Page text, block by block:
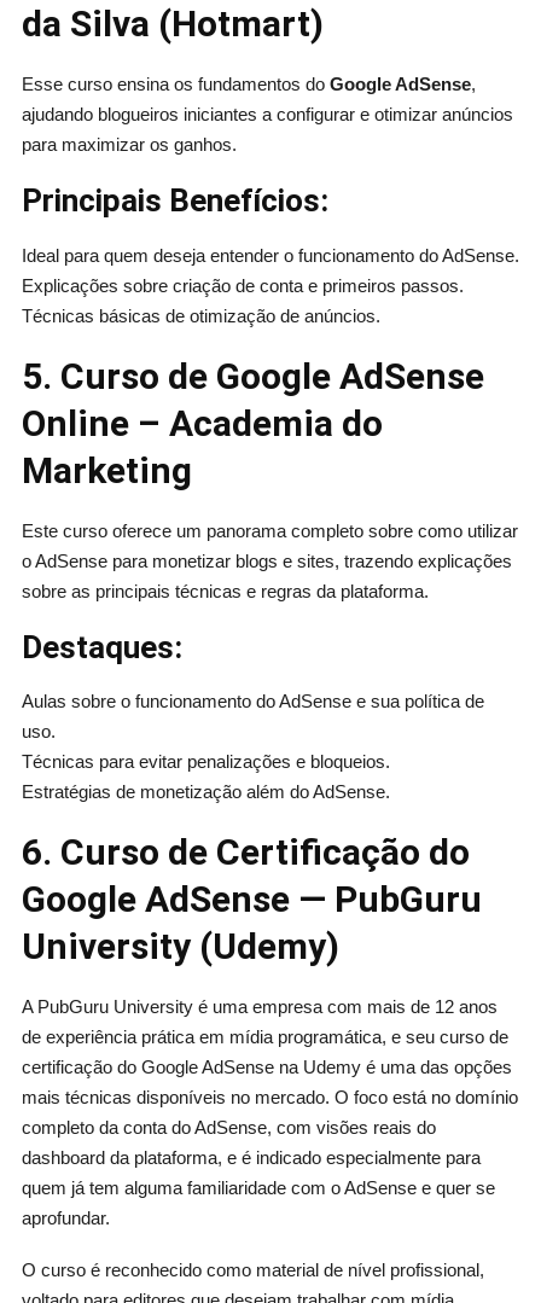
da Silva (Hotmart)
Esse curso ensina os fundamentos do Google AdSense,
ajudando blogueiros iniciantes a configurar e otimizar anúncios
para maximizar os ganhos.
Principais Benefícios:
Ideal para quem deseja entender o funcionamento do AdSense.
Explicações sobre criação de conta e primeiros passos.
Técnicas básicas de otimização de anúncios.
5. Curso de Google AdSense
Online – Academia do
Marketing
Este curso oferece um panorama completo sobre como utilizar
o AdSense para monetizar blogs e sites, trazendo explicações
sobre as principais técnicas e regras da plataforma.
Destaques:
Aulas sobre o funcionamento do AdSense e sua política de
uso.
Técnicas para evitar penalizações e bloqueios.
Estratégias de monetização além do AdSense.
6. Curso de Certificação do
Google AdSense — PubGuru
University (Udemy)
A PubGuru University é uma empresa com mais de 12 anos
de experiência prática em mídia programática, e seu curso de
certificação do Google AdSense na Udemy é uma das opções
mais técnicas disponíveis no mercado. O foco está no domínio
completo da conta do AdSense, com visões reais do
dashboard da plataforma, e é indicado especialmente para
quem já tem alguma familiaridade com o AdSense e quer se
aprofundar.
O curso é reconhecido como material de nível profissional,